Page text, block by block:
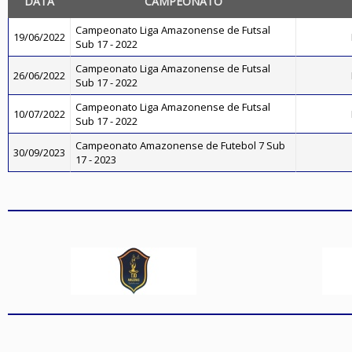
19/06/2022
Campeonato Liga Amazonense de Futsal
Sub 17 - 2022
26/06/2022
Campeonato Liga Amazonense de Futsal
Sub 17 - 2022
10/07/2022
Campeonato Liga Amazonense de Futsal
Sub 17 - 2022
30/09/2023
Campeonato Amazonense de Futebol 7 Sub
17 - 2023